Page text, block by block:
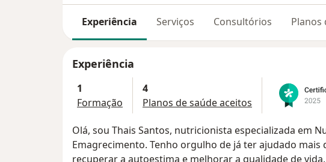
Experiência Serviços Consultórios Planos
Experiência
1
Formação
4
Planos de saúde aceitos
Olá, sou Thais Santos, nutricionista especializada em
Emagrecimento. Tenho orgulho de já ter ajudado mais
recuperar a autoestima e melhorar a qualidade de